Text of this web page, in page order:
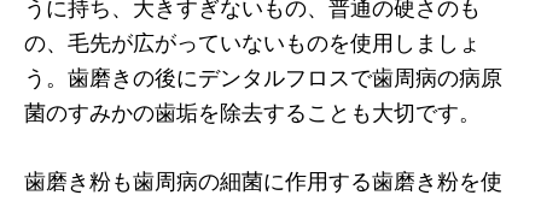
うに持ち、大きすぎないもの、普通の硬さのも
の、毛先が広がっていないものを使用しましょ
う。歯磨きの後にデンタルフロスで歯周病の病原
菌のすみかの歯垢を除去することも大切です。
歯磨き粉も歯周病の細菌に作用する歯磨き粉を使